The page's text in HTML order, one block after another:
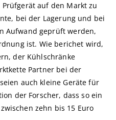
auf den Markt zu
bei der Lagerung und bei
Aufwand geprüft werden,
ist. Wie berichet wird,
der Kühlschränke
Partner bei der
auch kleine Geräte für
der Forscher, dass so ein
zehn bis 15 Euro